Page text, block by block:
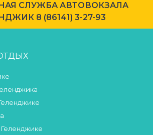
СЛУЖБА АВТОВОКЗАЛА
8 (86141) 3-27-93